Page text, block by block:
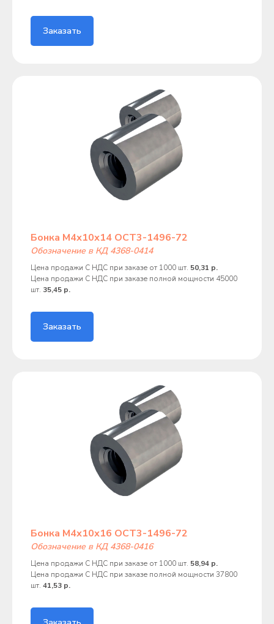
Заказать
Бонка М4х10х14 ОСТ3-1496-72
Обозначение в КД 4368-0414
Цена продажи С НДС при заказе от 1000 шт. 50,31 р.
Цена продажи С НДС при заказе полной мощности 45000
шт. 35,45 р.
Заказать
Бонка М4х10х16 ОСТ3-1496-72
Обозначение в КД 4368-0416
Цена продажи С НДС при заказе от 1000 шт. 58,94 р.
Цена продажи С НДС при заказе полной мощности 37800
шт. 41,53 р.